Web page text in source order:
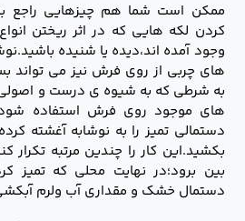
ممکن است شما هم چیزهایی راجع به
کردن لکه هایی که در اثر ریختن
وجود آمده اند،دیده یا شنیده
های چربی از روی فرش نیز می تواند
به شرطی که به شیوه ی درست و اصولی
های موجود روی فرش استفاده
دستمالی تمیز را به نوشابه آغشته
بکشید.این کار را چندین مرتبه تکرار
بین برود؛در نهایت محلی که تمیز
دستمال خشک و مقداری آب ولرم